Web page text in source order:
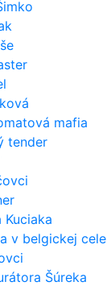
mafia
tender
Kuciaka
v belgickej cele
Šúreka